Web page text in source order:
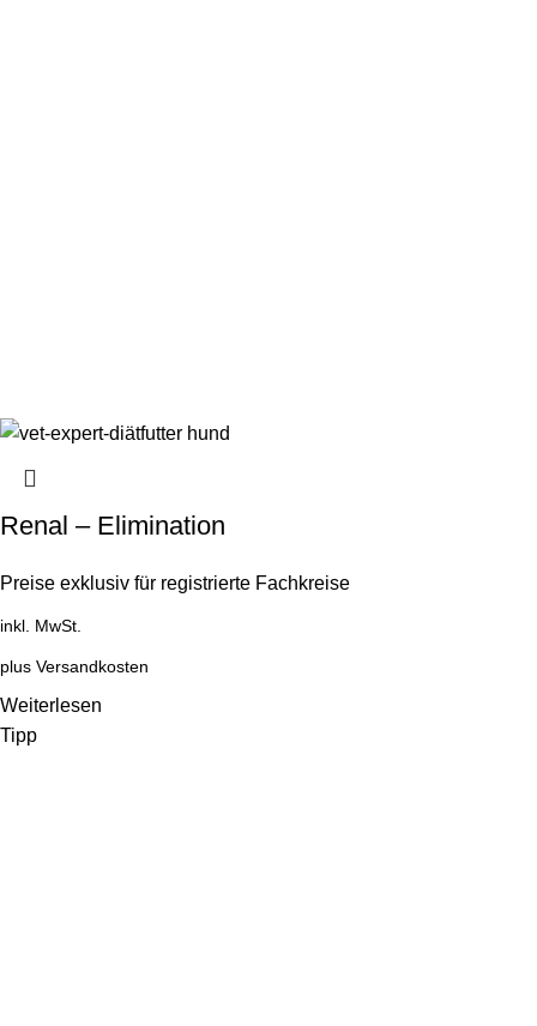
Renal – Elimination
Preise exklusiv für registrierte Fachkreise
inkl. MwSt.
plus Versandkosten
Weiterlesen
Tipp